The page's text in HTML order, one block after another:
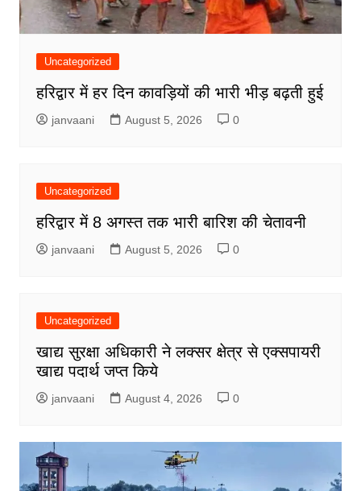
Uncategorized
हरिद्वार में हर दिन कावड़ियों की भारी भीड़ बढ़ती हुई
janvaani August 5, 2026 0
Uncategorized
हरिद्वार में 8 अगस्त तक भारी बारिश की चेतावनी
janvaani August 5, 2026 0
Uncategorized
खाद्य सुरक्षा अधिकारी ने लक्सर क्षेत्र से एक्सपायरी
खाद्य पदार्थ जप्त किये
janvaani August 4, 2026 0